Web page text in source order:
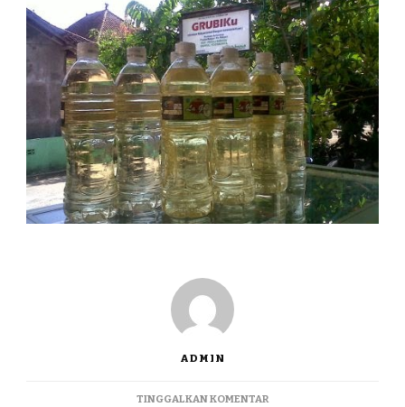
ADMIN
TINGGALKAN KOMENTARPADA